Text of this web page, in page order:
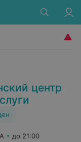
центр
до 21:00